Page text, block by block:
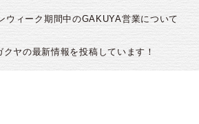
ウィーク期間中のGAKUYA営業について
クヤの最新情報を投稿しています！